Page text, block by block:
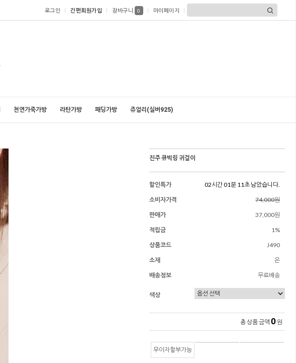
로그인 간편회원가입 장바구니 0 마이페이지
천연가죽가방 라탄가방 패딩가방 쥬얼리(실버925)
진주 큐빅링 귀걸이
할인특가
02시간 01분 10초 남았습니다.
소비자가격
74,000원
판매가
37,000원
적립금
1%
상품코드
J490
소재
은
배송정보
무료배송
색상
총 상품 금액 0 원
무이자할부가능